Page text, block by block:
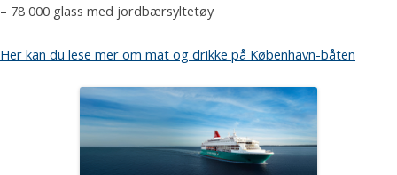
– 78 000 glass med jordbærsyltetøy
Her kan du lese mer om mat og drikke på København-båten